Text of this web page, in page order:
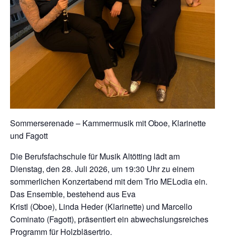
Sommerserenade – Kammermusik mit Oboe, Klarinette
und Fagott
Die Berufsfachschule für Musik Altötting lädt am
Dienstag, den 28. Juli 2026, um 19:30 Uhr zu einem
sommerlichen Konzertabend mit dem Trio MELodia ein.
Das Ensemble, bestehend aus Eva
Kristl (Oboe), Linda Heder (Klarinette) und Marcello
Cominato (Fagott), präsentiert ein abwechslungsreiches
Programm für Holzbläsertrio.